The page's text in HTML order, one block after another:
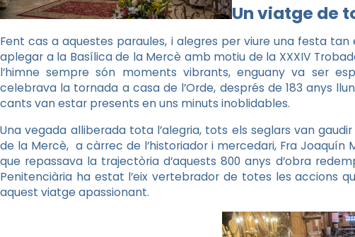
Un viatge de
Fent cas a aquestes paraules, i alegres per viure una festa
aplegar a la Basílica de la Mercè amb motiu de la XXXIV
l’himne sempre són moments vibrants, enguany va ser
celebrava la tornada a casa de l’Orde, després de 183 anys
cants van estar presents en uns minuts inoblidables.
Una vegada alliberada tota l’alegria, tots els seglars van
de la Mercè, a càrrec de l’historiador i mercedari, Fra Joaquín
que repassava la trajectòria d’aquests 800 anys d’obra
Penitenciària ha estat l’eix vertebrador de totes les accions
aquest viatge apassionant.